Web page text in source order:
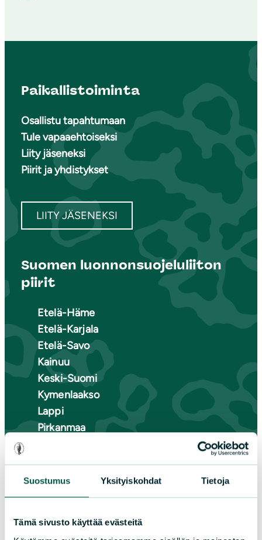
Suostumus Yksityiskohdat Tietoja
Tämä sivusto käyttää evästeitä
Paikallistoiminta
Osallistu tapahtumaan
Tule vapaaehtoiseksi
Liity jäseneksi
Piirit ja yhdistykset
LIITY JÄSENEKSI
Suomen luonnonsuojeluliiton
piirit
Etelä-Häme
Etelä-Karjala
Etelä-Savo
Kainuu
Keski-Suomi
Kymenlaakso
Lappi
Pirkanmaa
Pohjois-Pohjanmaa
Uusimaa